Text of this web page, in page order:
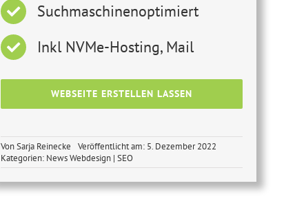
Suchmaschinenoptimiert
Inkl NVMe-Hosting, Mail
WEBSEITE ERSTELLEN LASSEN
VonSarja Reinecke
Veröffentlicht am: 5. Dezember 2022
Kategorien: News Webdesign | SEO